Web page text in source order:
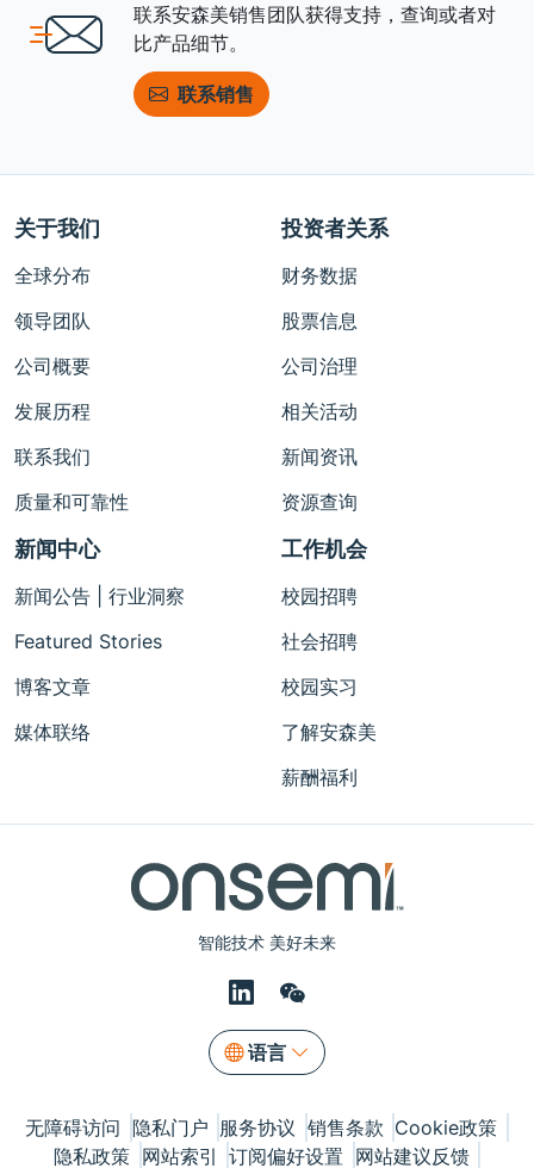
联系安森美销售团队获得支持，查询或者对
比产品细节。
联系销售
智能技术 美好未来
语言
关于我们
全球分布
领导团队
公司概要
发展历程
联系我们
质量和可靠性
投资者关系
财务数据
股票信息
公司治理
相关活动
新闻资讯
资源查询
新闻中心
新闻公告 | 行业洞察
Featured Stories
博客文章
媒体联络
工作机会
校园招聘
社会招聘
校园实习
了解安森美
薪酬福利
无障碍访问 隐私门户 服务协议 销售条款 Cookie政策
隐私政策 网站索引 订阅偏好设置 网站建议反馈